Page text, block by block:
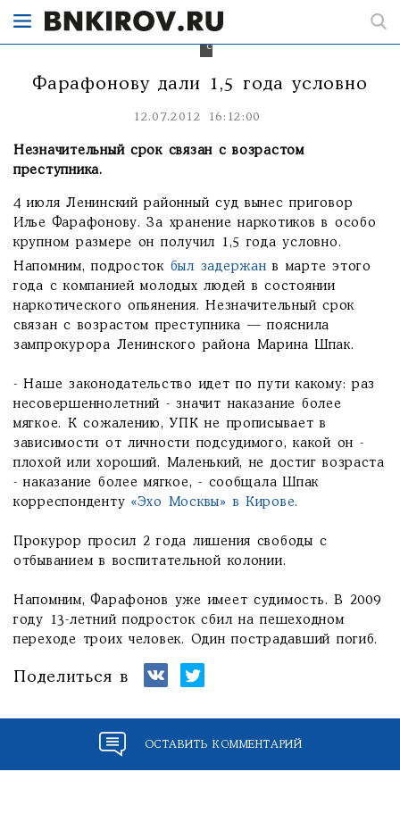
условный
срок.
Фарафонову дали 1,5 года условно
12.07.2012 16:12:00
Незначительный срок связан с возрастом
преступника.
4 июля Ленинский районный суд вынес приговор
Илье Фарафонову. За хранение наркотиков в особо
крупном размере он получил 1,5 года условно.
Напомним, подросток был задержанв марте этого
года с компанией молодых людей в состоянии
наркотического опьянения. Незначительный срок
связан с возрастом преступника — пояснила
зампрокурора Ленинского района Марина Шпак.
- Наше законодательство идет по пути какому: раз
несовершеннолетний - значит наказание более
мягкое. К сожалению, УПК не прописывает в
зависимости от личности подсудимого, какой он -
плохой или хороший. Маленький, не достиг возраста
- наказание более мягкое, - сообщала Шпак
корреспонденту«Эхо Москвы» в Кирове.
Прокурор просил 2 года лишения свободы с
отбыванием в воспитательной колонии.
Напомним, Фарафонов уже имеет судимость. В 2009
году 13-летний подросток сбил на пешеходном
переходе троих человек. Один пострадавший погиб.
Поделиться в
ОСТАВИТЬ КОММЕНТАРИЙ